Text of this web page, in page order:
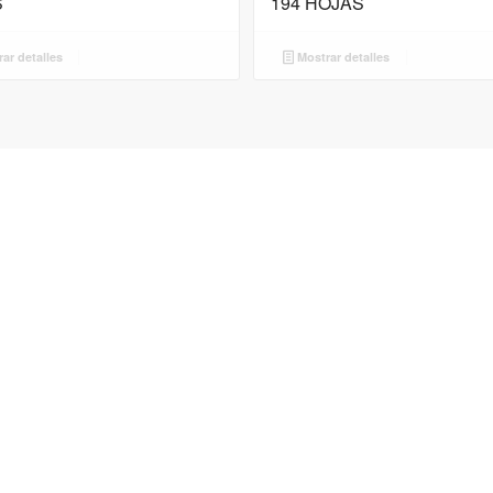
detalles Mostrar detalles